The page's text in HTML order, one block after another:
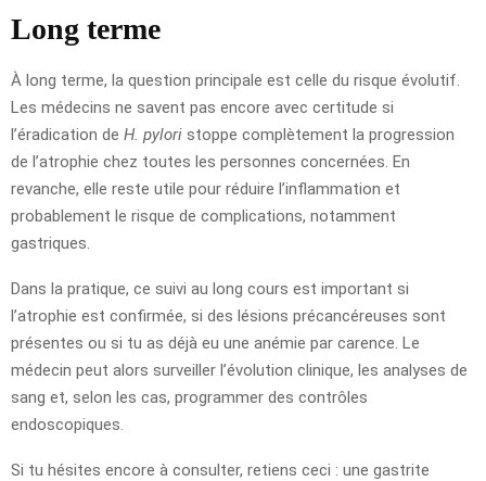
Long terme
À long terme, la question principale est celle du risque évolutif.
Les médecins ne savent pas encore avec certitude si
l’éradication de H. pylori stoppe complètement la progression
de l’atrophie chez toutes les personnes concernées. En
revanche, elle reste utile pour réduire l’inflammation et
probablement le risque de complications, notamment
gastriques.
Dans la pratique, ce suivi au long cours est important si
l’atrophie est confirmée, si des lésions précancéreuses sont
présentes ou si tu as déjà eu une anémie par carence. Le
médecin peut alors surveiller l’évolution clinique, les analyses de
sang et, selon les cas, programmer des contrôles
endoscopiques.
Si tu hésites encore à consulter, retiens ceci : une gastrite